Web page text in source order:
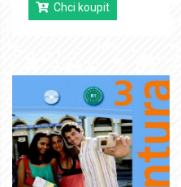
Chci koupit